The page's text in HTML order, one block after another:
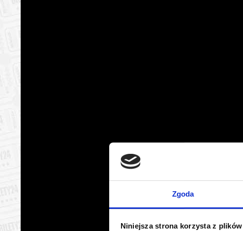
Zgoda
Niniejsza strona korzysta z